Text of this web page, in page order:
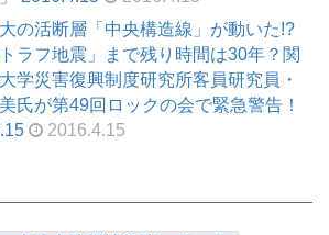
の活断層「中央構造線」が動いた!?
トラフ地震」まで残り時間は30年？関
学災害復興制度研究所客員研究員・
氏が第49回ロックの会で緊急警告！
2016.4.15